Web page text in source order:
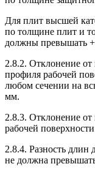
Для плит высшей
по толщине плит и
должны превышать
2.8.2. Отклонение
профиля рабочей
любом сечении на
мм.
2.8.3. Отклонение от
рабочей
2.8.4. Разность длин
не должна